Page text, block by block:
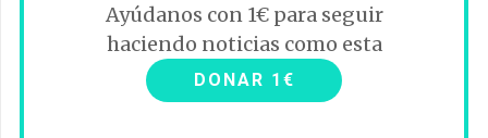
Ayúdanos con 1€ para seguir
haciendo noticias como esta
DONAR 1€